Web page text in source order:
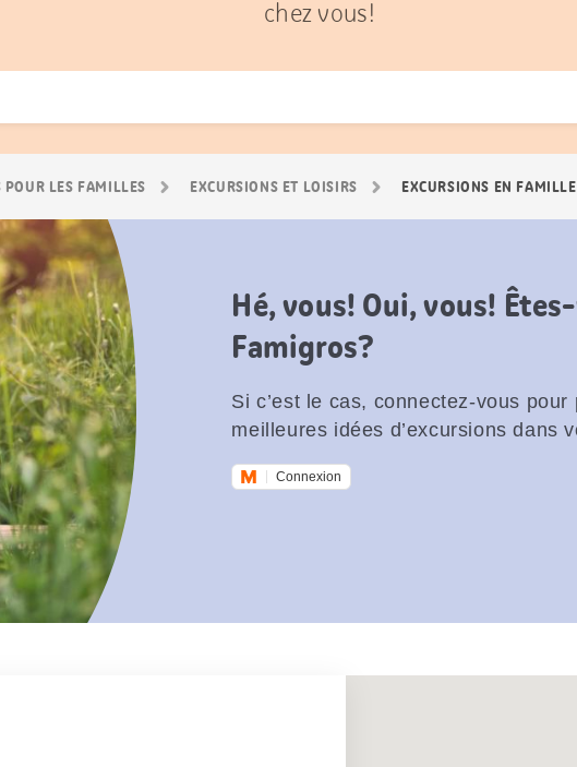
chez vous!
POUR LES FAMILLES EXCURSIONS ET LOISIRS EXCURSIONS EN FAMILLE
Hé, vous! Oui, vous!
Famigros?
Si c’est le cas, connectez-vous
meilleures idées d’excursions dans
Connexion